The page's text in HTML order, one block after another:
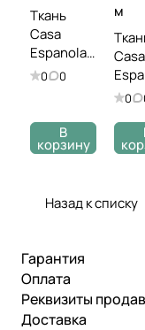
Ткань
Casa
Espanola J
24607
0 0
В
корзину
м
Casa
0
Назад к списку
Гарантия
Оплата
Реквизиты
Доставка